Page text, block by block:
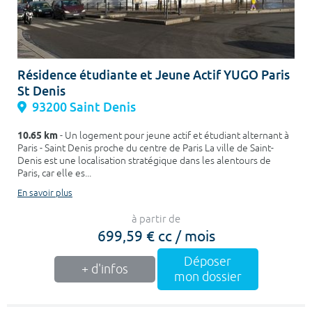
Résidence étudiante et Jeune Actif YUGO Paris
St Denis
93200 Saint Denis
10.65 km- Un logement pour jeune actif et étudiant alternant à
Paris - Saint Denis proche du centre de Paris La ville de Saint-
Denis est une localisation stratégique dans les alentours de
Paris, car elle es...
En savoir plus
à partir de
699,59 € cc / mois
+ d'infos
Déposer
mon dossier